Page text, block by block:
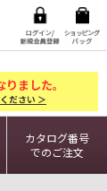
ました。
ださい ＞
カタログ番号
でのご注文